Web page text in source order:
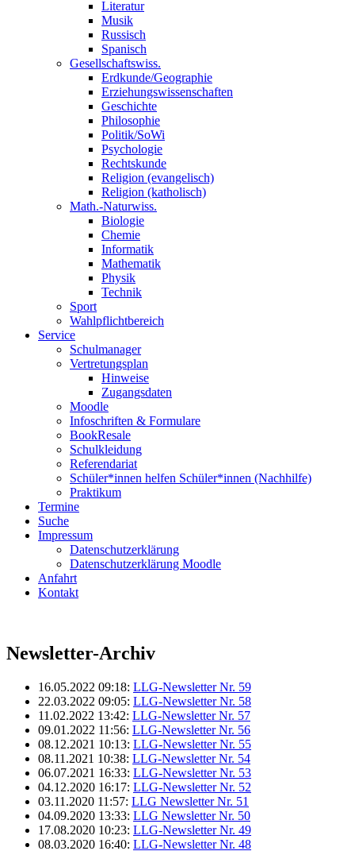
Literatur
Musik
Russisch
Spanisch
Gesellschaftswiss.
Erdkunde/Geographie
Erziehungswissenschaften
Geschichte
Philosophie
Politik/SoWi
Psychologie
Rechtskunde
Religion (evangelisch)
Religion (katholisch)
Math.-Naturwiss.
Biologie
Chemie
Informatik
Mathematik
Physik
Technik
Sport
Wahlpflichtbereich
Service
Schulmanager
Vertretungsplan
Hinweise
Zugangsdaten
Moodle
Infoschriften & Formulare
BookResale
Schulkleidung
Referendariat
Schüler*innen helfen Schüler*innen (Nachhilfe)
Praktikum
Termine
Suche
Impressum
Datenschutzerklärung
Datenschutzerklärung Moodle
Anfahrt
Kontakt
Newsletter-Archiv
16.05.2022 09:18: LLG-Newsletter Nr. 59
22.03.2022 09:05: LLG-Newsletter Nr. 58
11.02.2022 13:42: LLG-Newsletter Nr. 57
09.01.2022 11:56: LLG-Newsletter Nr. 56
08.12.2021 10:13: LLG-Newsletter Nr. 55
08.11.2021 10:38: LLG-Newsletter Nr. 54
06.07.2021 16:33: LLG-Newsletter Nr. 53
04.12.2020 16:17: LLG-Newsletter Nr. 52
03.11.2020 11:57: LLG Newsletter Nr. 51
04.09.2020 13:33: LLG Newsletter Nr. 50
17.08.2020 10:23: LLG-Newsletter Nr. 49
08.03.2020 16:40: LLG-Newsletter Nr. 48